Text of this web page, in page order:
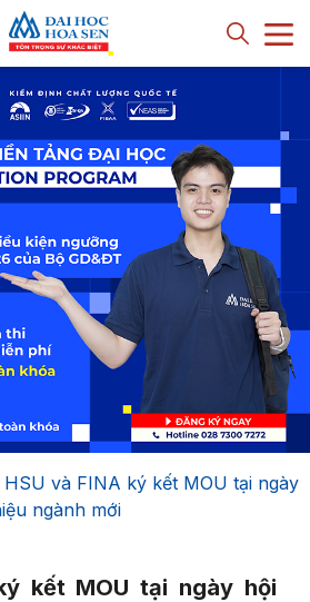
HSU và FINA ký kết MOU tại ngày
ngành mới
kết MOU tại ngày hội